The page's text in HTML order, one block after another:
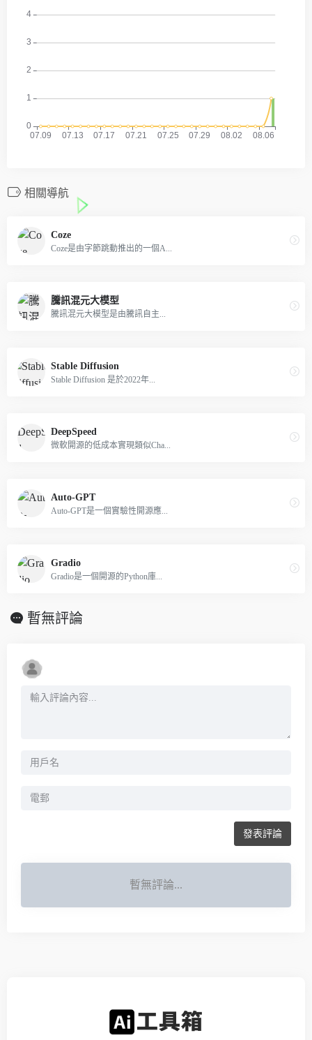
相關導航
Coze
Coze是由字節跳動推出的一個A...
騰訊混元大模型
騰訊混元大模型是由騰訊自主...
Stable Diffusion
Stable Diffusion 是於2022年...
DeepSpeed
微軟開源的低成本實現類似Cha...
Auto-GPT
Auto-GPT是一個實驗性開源應...
Gradio
Gradio是一個開源的Python庫...
暫無評論
發表評論
暫無評論...